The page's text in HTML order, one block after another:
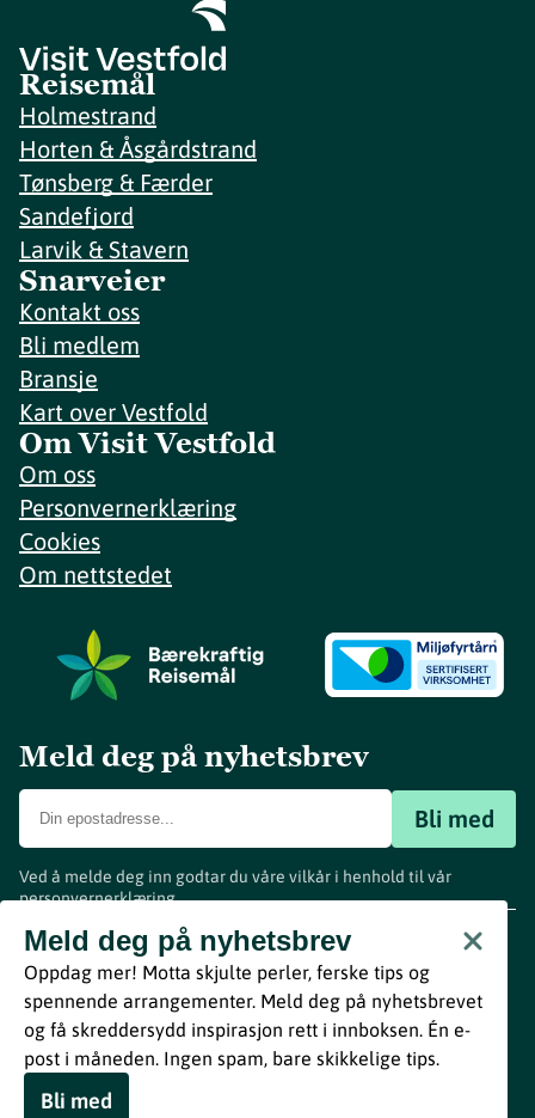
Reisemål
Holmestrand
Horten & Åsgårdstrand
Tønsberg & Færder
Sandefjord
Larvik & Stavern
Snarveier
Kontakt oss
Bli medlem
Bransje
Kart over Vestfold
Om Visit Vestfold
Om oss
Personvernerklæring
Cookies
Om nettstedet
Meld deg på nyhetsbrev
Bli med
Ved å melde deg inn godtar du våre vilkår i henhold til vår
personvernerklæring.
Meld deg på nyhetsbrev
Oppdag mer! Motta skjulte perler, ferske tips og
spennende arrangementer. Meld deg på nyhetsbrevet
og få skreddersydd inspirasjon rett i innboksen. Én e-
post i måneden. Ingen spam, bare skikkelige tips.
Bli med
www.visitvestfold.com
Turistinformasjon
Vestfold Fylkeskommune
ByBreakfast